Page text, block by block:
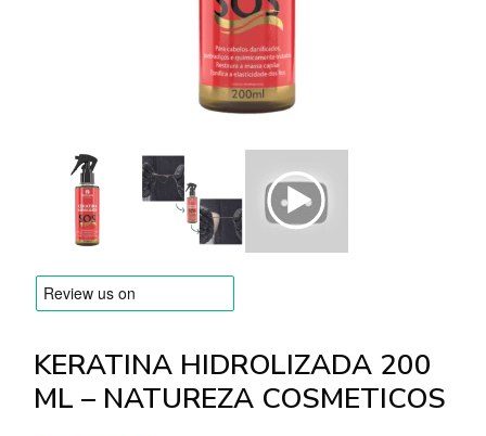
Levering en Betaling
Veelgestelde vragen
Contacteer ons
Beoordelingen
KERATINA HIDROLIZADA 200
ML – NATUREZA COSMETICOS